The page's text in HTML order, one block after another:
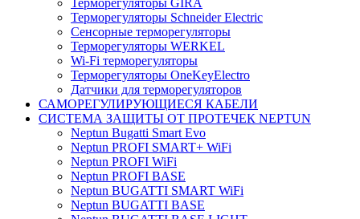
Терморегуляторы GIRA
Терморегуляторы Schneider Electric
Сенсорные терморегуляторы
Терморегуляторы WERKEL
Wi-Fi терморегуляторы
Терморегуляторы OneKeyElectro
Датчики для терморегуляторов
САМОРЕГУЛИРУЮЩИЕСЯ КАБЕЛИ
СИСТЕМА ЗАЩИТЫ ОТ ПРОТЕЧЕК NEPTUN
Neptun Bugatti Smart Evo
Neptun PROFI SMART+ WiFi
Neptun PROFI WiFi
Neptun PROFI BASE
Neptun BUGATTI SMART WiFi
Neptun BUGATTI BASE